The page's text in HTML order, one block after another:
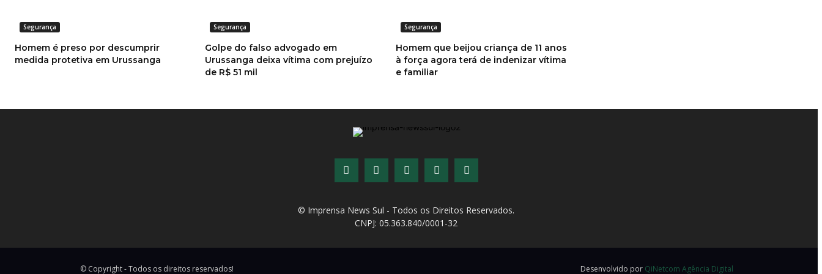
Segurança
Homem é preso por descumprir
medida protetiva em Urussanga
Segurança
Golpe do falso advogado em
Urussanga deixa vítima com prejuízo
de R$ 51 mil
Segurança
Homem que beijou criança de 11 anos
à força agora terá de indenizar vítima
e familiar
© Imprensa News Sul - Todos os Direitos Reservados.
CNPJ: 05.363.840/0001-32
© Copyright - Todos os direitos reservados! Desenvolvido por QiNetcom Agência Digital